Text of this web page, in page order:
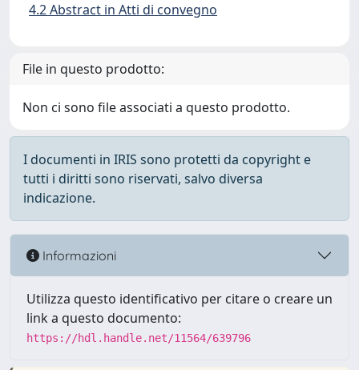
4.2 Abstract in Atti di convegno
File in questo prodotto:
Non ci sono file associati a questo prodotto.
I documenti in IRIS sono protetti da copyright e
tutti i diritti sono riservati, salvo diversa
indicazione.
Informazioni
Utilizza questo identificativo per citare o creare un
link a questo documento:
https://hdl.handle.net/11564/639796